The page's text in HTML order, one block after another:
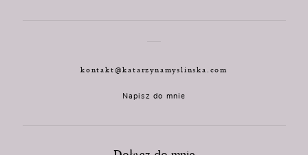
kontakt@katarzynamyslinska.com
Napisz do mnie